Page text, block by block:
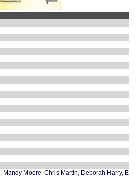
, Mandy Moore, Chris Martin, Deborah Harry, E